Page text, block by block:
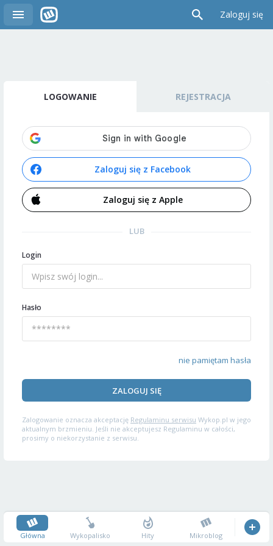
Zaloguj się
LOGOWANIE REJESTRACJA
Zaloguj się z Facebook
Zaloguj się z Apple
LUB
Login
Hasło
nie pamiętam hasła
ZALOGUJ SIĘ
Zalogowanie oznacza akceptację Regulaminu serwisu Wykop.pl w jego
aktualnym brzmieniu. Jeśli nie akceptujesz Regulaminu w całości,
prosimy o niekorzystanie z serwisu.
Główna Wykopalisko Hity Mikroblog